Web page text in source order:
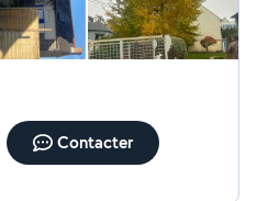
Contacter